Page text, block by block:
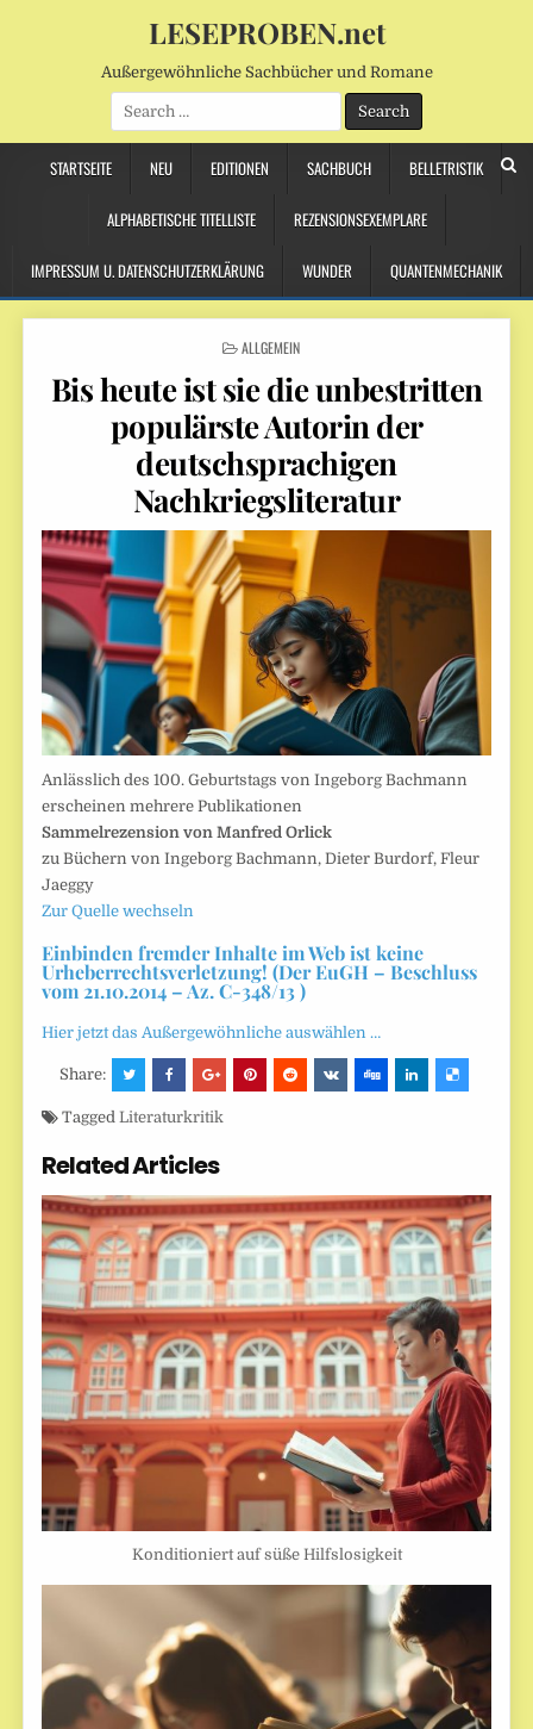
LESEPROBEN.net
Außergewöhnliche Sachbücher und Romane
Search
for:
STARTSEITE NEU EDITIONEN SACHBUCH BELLETRISTIK
ALPHABETISCHE TITELLISTE REZENSIONSEXEMPLARE
IMPRESSUM U. DATENSCHUTZERKLÄRUNG WUNDER QUANTENMECHANIK
POSTED
ALLGEMEIN
Bis heute ist sie die unbestritten
populärste Autorin der
deutschsprachigen
Nachkriegsliteratur
Anlässlich des 100. Geburtstags von Ingeborg Bachmann
erscheinen mehrere Publikationen
Sammelrezension von Manfred Orlick
zu Büchern von Ingeborg Bachmann, Dieter Burdorf, Fleur
Jaeggy
Zur Quelle wechseln
Einbinden fremder Inhalte im Web ist keine
Urheberrechtsverletzung! (Der EuGH – Beschluss
vom 21.10.2014 – Az. C-348/13 )
Hier jetzt das Außergewöhnliche auswählen …
Share:
TaggedLiteraturkritik
Related Articles
Konditioniert auf süße Hilfslosigkeit